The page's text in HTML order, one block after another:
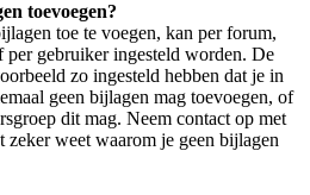
toevoegen?
toe te voegen, kan per forum,
per gebruiker ingesteld worden. De
zo ingesteld hebben dat je in
geen bijlagen mag toevoegen, of
dit mag. Neem contact op met
zeker weet waarom je geen bijlagen